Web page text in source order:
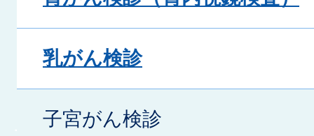
乳がん検診
子宮がん検診